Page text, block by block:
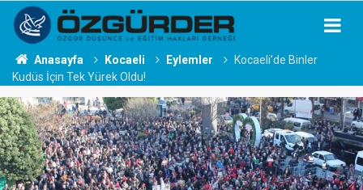
Anasayfa Kocaeli Eylemler
Kocaeli’de Binler
Kudüs İçin Tek Yürek Oldu!